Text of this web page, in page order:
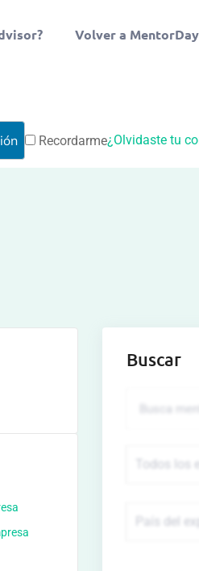
Volver a MentorDay
Recordarme¿Olvidaste tu
Buscar